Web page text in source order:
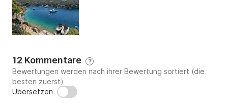
12 Kommentare ?
Bewertungen werden nach ihrer Bewertung sortiert (die
besten zuerst)
Übersetzen